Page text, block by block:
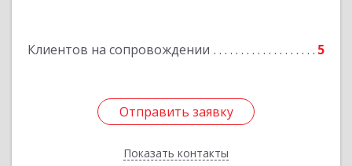
Клиентов на сопровождении 5
Отправить заявку
Показать контакты
Отправить заявку
Назад